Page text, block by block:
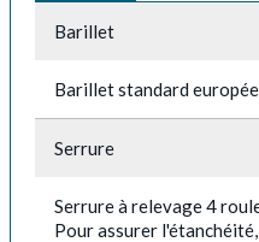
Barillet
Barillet standard
Serrure
Serrure à relevage 4
Pour assurer